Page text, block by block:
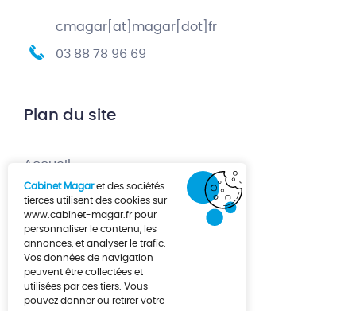
cmagar[at]magar[dot]fr
03 88 78 96 69
Plan du site
Accueil
Création d’entreprise
Développement d’entreprise
À propos
Actualités
Contact
Cabinet Magaret des sociétés
tierces utilisent des cookies sur
www.cabinet-magar.frpour
personnaliser le contenu, les
annonces, et analyser le trafic.
Vos données de navigation
peuvent être collectées et
utilisées par ces tiers. Vous
pouvez donner ou retirer votre